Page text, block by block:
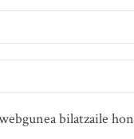
bilatzaile